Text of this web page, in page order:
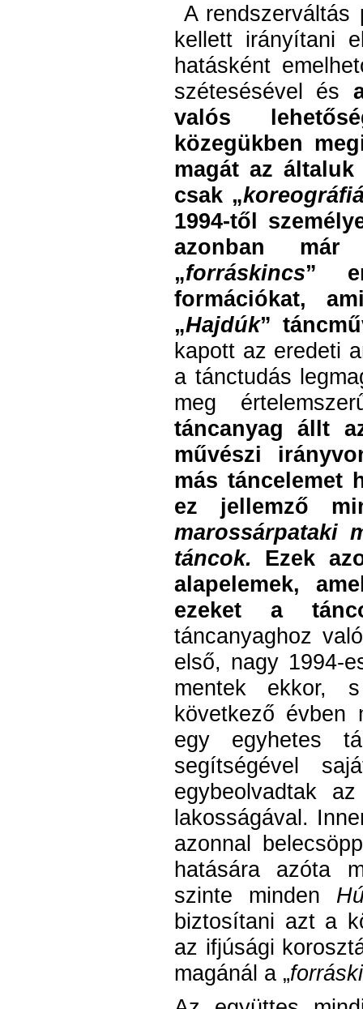
A
kellett irányítani
hatásként
szétesésével és
valós
közegükben
magát az
csak „
1994-től
azonban
„forráskincs”
formációkat,
„Hajdúk”
kapott az eredeti
a tánctudás
meg
táncanyag állt
művészi
más táncelemet
ez jellemző
marossárpataki
táncok. Ezek
alapelemek,
ezeket a
táncanyaghoz
első, nagy 1994-
mentek ekkor,
következő évben
egy egyhetes
segítségével
egybeolvadtak
lakosságával.
azonnal
hatására azóta
szinte minden
biztosítani azt a
az ifjúsági
magánál a „